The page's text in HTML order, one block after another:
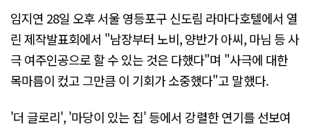
임지연 28일 오후 서울 영등포구 신도림 라마다호텔에서 열
린 제작발표회에서 "남장부터 노비, 양반가 아씨, 마님 등 사
극 여주인공으로 할 수 있는 것은 다했다"며 "사극에 대한
목마름이 컸고 그만큼 이 기회가 소중했다"고 말했다.
'더 글로리', '마당이 있는 집' 등에서 강렬한 연기를 선보여